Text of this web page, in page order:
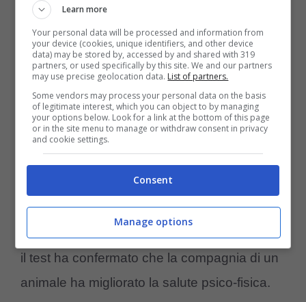
bene alla salute: i dati delle
ultime ricerche
Come già affermato in precedenza, ci sono
dati scientifici forniti dallaAisa-Federchimica
(Associazione nazionale Imprese Salute
rapporto tra animale domestico e salute del
padrone. Il 60% degli italiani ne possiede
uno e ben l’88% dei soggetti cui è stato fatto
il test ha confermato che la compagnia di un
animale ha migliorato la salute psico-fisica.
Learn more
Your personal data will be processed and information from
your device (cookies, unique identifiers, and other device
data) may be stored by, accessed by and shared with 319
partners, or used specifically by this site. We and our partners
may use precise geolocation data. List of partners.
Some vendors may process your personal data on the basis
of legitimate interest, which you can object to by managing
your options below. Look for a link at the bottom of this page
or in the site menu to manage or withdraw consent in privacy
and cookie settings.
Consent
Manage options